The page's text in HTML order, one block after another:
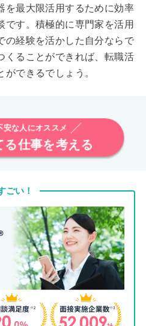
を最大限活用するために効率
です。積極的に専門家を活用
の経験を活かした自分ならで
くることができれば、転職活
できるでしょう。
安な人にオススメ
る仕事を考える
ごい！